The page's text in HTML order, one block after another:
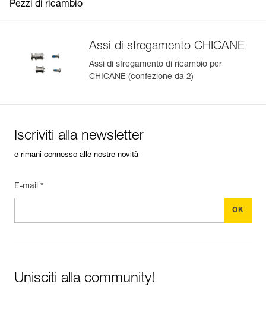
Pezzi di ricambio
Assi di sfregamento CHICANE
Assi di sfregamento di ricambio per
CHICANE (confezione da 2)
Iscriviti alla newsletter
e rimani connesso alle nostre novità
E-mail *
Unisciti alla community!